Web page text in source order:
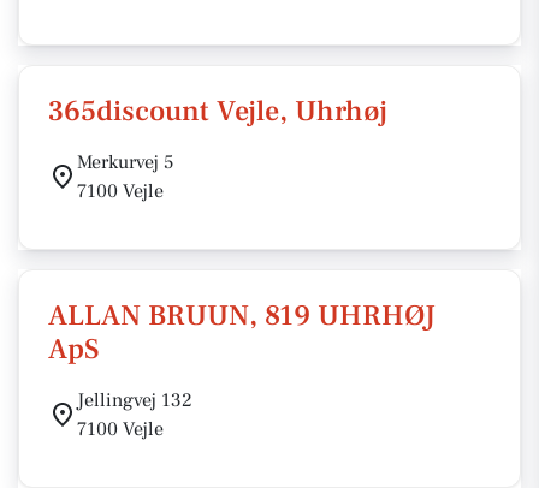
365discount Vejle, Uhrhøj
Merkurvej 5
7100 Vejle
ALLAN BRUUN, 819 UHRHØJ
ApS
Jellingvej 132
7100 Vejle